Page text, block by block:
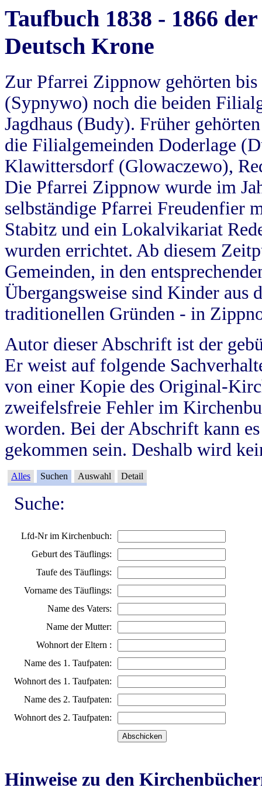
Taufbuch 1838 - 1866
Deutsch Krone
Zur Pfarrei Zippnow gehörten
(Sypnywo) noch die beiden
Jagdhaus (Budy). Früher
die Filialgemeinden Doderlage
Klawittersdorf (Glowaczewo),
Die Pfarrei Zippnow wurde im
selbständige Pfarrei Freudenfier
Stabitz und ein Lokalvikariat
wurden errichtet. Ab diesem
Gemeinden, in den
Übergangsweise sind Kinder aus
traditionellen Gründen - in
Autor dieser Abschrift ist der
Er weist auf folgende
von einer Kopie des Original-
zweifelsfreie Fehler im
worden. Bei der Abschrift kann
gekommen sein. Deshalb wird
Alles Suchen Auswahl Detail
Suche:
Lfd-Nr im Kirchenbuch:
Geburt des Täuflings:
Taufe des Täuflings:
Vorname des Täuflings:
Name des Vaters:
Name der Mutter:
Wohnort der Eltern :
Name des 1. Taufpaten:
Wohnort des 1. Taufpaten:
Name des 2. Taufpaten:
Wohnort des 2. Taufpaten:
Hinweise zu den